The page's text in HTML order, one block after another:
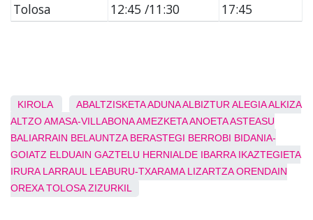
Tolosa
12:45 /11:30 17:45
KIROLA ABALTZISKETAADUNAALBIZTURALEGIAALKIZA
ALTZOAMASA-VILLABONAAMEZKETAANOETAASTEASU
BALIARRAIN BELAUNTZA BERASTEGI BERROBI BIDANIA-
GOIATZ ELDUAIN GAZTELU HERNIALDE IBARRA IKAZTEGIETA
IRURA LARRAUL LEABURU-TXARAMA LIZARTZA ORENDAIN
OREXA TOLOSA ZIZURKIL